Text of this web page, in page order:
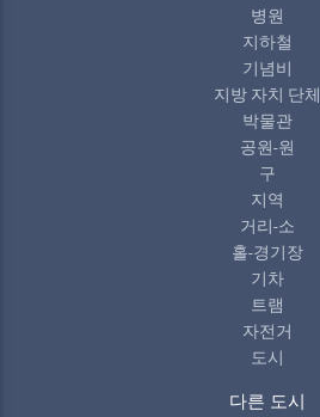
병원
지하철
기념비
지방 자치 단체
박물관
공원-원
구
지역
거리-소
홀-경기장
기차
트램
자전거
도시
다른 도시